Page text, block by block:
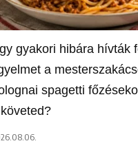
gyakori hibára hívták
a
spagetti